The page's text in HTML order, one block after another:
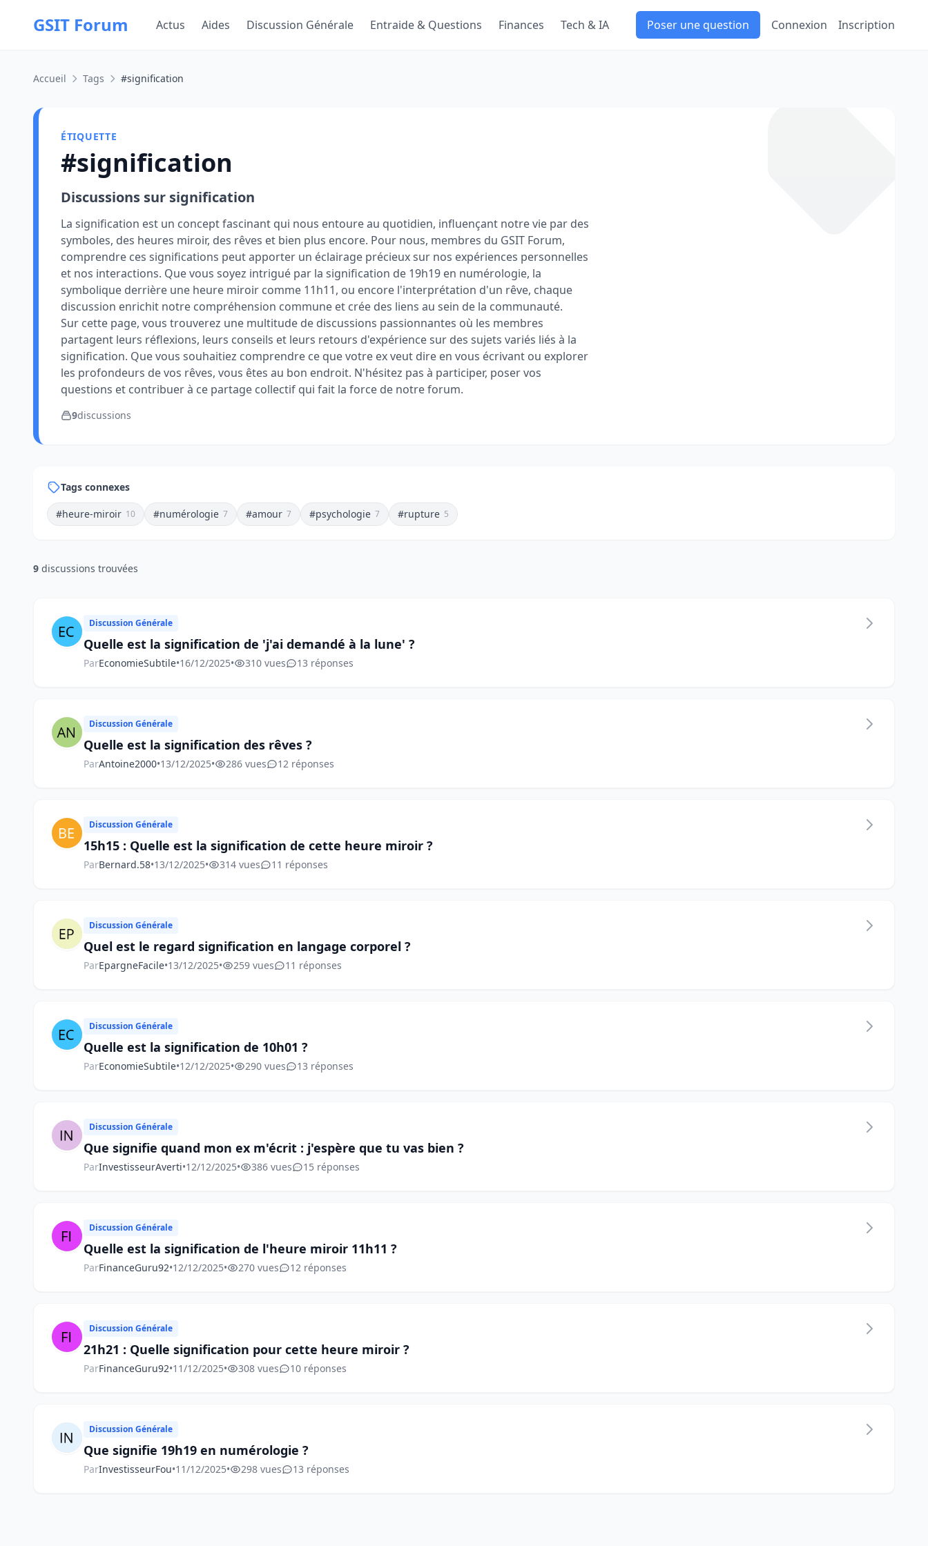
GSIT Forum Actus Aides Discussion Générale Entraide & Questions Finances Tech & IA Poser une question Connexion Inscription
Accueil Tags #signification
ÉTIQUETTE
#signification
Discussions sur signification
La signification est un concept fascinant qui nous entoure au quotidien, influençant notre vie par des
symboles, des heures miroir, des rêves et bien plus encore. Pour nous, membres du GSIT Forum,
comprendre ces significations peut apporter un éclairage précieux sur nos expériences personnelles
et nos interactions. Que vous soyez intrigué par la signification de 19h19 en numérologie, la
symbolique derrière une heure miroir comme 11h11, ou encore l'interprétation d'un rêve, chaque
discussion enrichit notre compréhension commune et crée des liens au sein de la communauté.
Sur cette page, vous trouverez une multitude de discussions passionnantes où les membres
partagent leurs réflexions, leurs conseils et leurs retours d'expérience sur des sujets variés liés à la
signification. Que vous souhaitiez comprendre ce que votre ex veut dire en vous écrivant ou explorer
les profondeurs de vos rêves, vous êtes au bon endroit. N'hésitez pas à participer, poser vos
questions et contribuer à ce partage collectif qui fait la force de notre forum.
9discussions
Tags connexes
#heure-miroir 10 #numérologie 7 #amour 7 #psychologie 7 #rupture 5
9 discussions trouvées
Discussion Générale
Quelle est la signification de 'j'ai demandé à la lune' ?
ParEconomieSubtile•16/12/2025• 310 vues 13 réponses
Discussion Générale
Quelle est la signification des rêves ?
ParAntoine2000•13/12/2025• 286 vues 12 réponses
Discussion Générale
15h15 : Quelle est la signification de cette heure miroir ?
ParBernard.58•13/12/2025• 314 vues 11 réponses
Discussion Générale
Quel est le regard signification en langage corporel ?
ParEpargneFacile•13/12/2025• 259 vues 11 réponses
Discussion Générale
Quelle est la signification de 10h01 ?
ParEconomieSubtile•12/12/2025• 290 vues 13 réponses
Discussion Générale
Que signifie quand mon ex m'écrit : j'espère que tu vas bien ?
ParInvestisseurAverti•12/12/2025• 386 vues 15 réponses
Discussion Générale
Quelle est la signification de l'heure miroir 11h11 ?
ParFinanceGuru92•12/12/2025• 270 vues 12 réponses
Discussion Générale
21h21 : Quelle signification pour cette heure miroir ?
ParFinanceGuru92•11/12/2025• 308 vues 10 réponses
Discussion Générale
Que signifie 19h19 en numérologie ?
ParInvestisseurFou•11/12/2025• 298 vues 13 réponses